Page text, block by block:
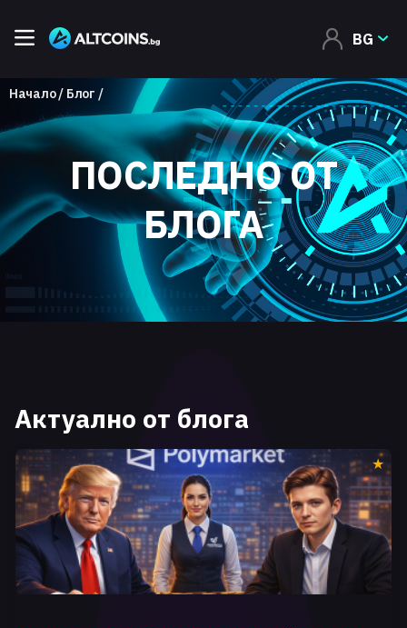
BG
Начало Блог
ПОСЛЕДНО ОТ
БЛОГА
Актуално от блога